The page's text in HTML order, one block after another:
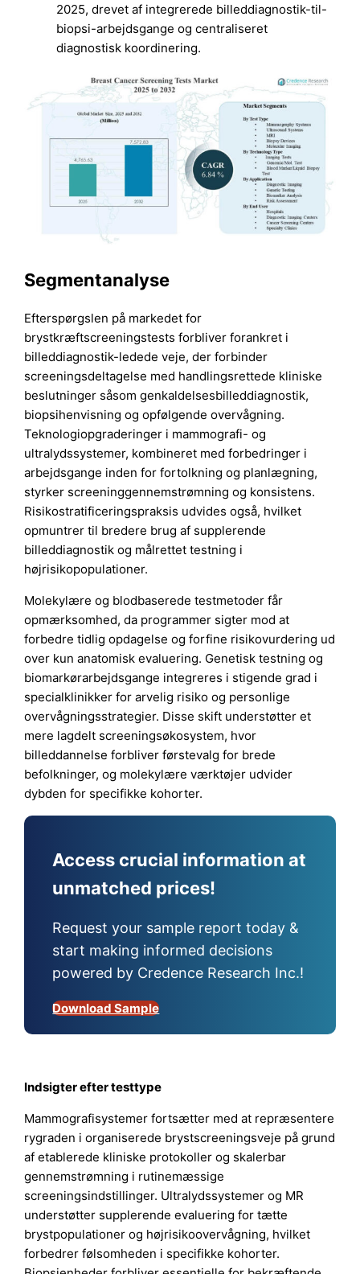
2025, drevet af integrerede billeddiagnostik-til-
biopsi-arbejdsgange og centraliseret
diagnostisk koordinering.
Segmentanalyse
Efterspørgslen på markedet for
brystkræftscreeningstests forbliver forankret i
billeddiagnostik-ledede veje, der forbinder
screeningsdeltagelse med handlingsrettede kliniske
beslutninger såsom genkaldelsesbilleddiagnostik,
biopsihenvisning og opfølgende overvågning.
Teknologiopgraderinger i mammografi- og
ultralydssystemer, kombineret med forbedringer i
arbejdsgange inden for fortolkning og planlægning,
styrker screeninggennemstrømning og konsistens.
Risikostratificeringspraksis udvides også, hvilket
opmuntrer til bredere brug af supplerende
billeddiagnostik og målrettet testning i
højrisikopopulationer.
Molekylære og blodbaserede testmetoder får
opmærksomhed, da programmer sigter mod at
forbedre tidlig opdagelse og forfine risikovurdering ud
over kun anatomisk evaluering. Genetisk testning og
biomarkørarbejdsgange integreres i stigende grad i
specialklinikker for arvelig risiko og personlige
overvågningsstrategier. Disse skift understøtter et
mere lagdelt screeningsøkosystem, hvor
billeddannelse forbliver førstevalg for brede
befolkninger, og molekylære værktøjer udvider
dybden for specifikke kohorter.
Access crucial information at
unmatched prices!
Request your sample report today &
start making informed decisions
powered by Credence Research Inc.!
Download Sample
Indsigter efter testtype
Mammografisystemer fortsætter med at repræsentere
rygraden i organiserede brystscreeningsveje på grund
af etablerede kliniske protokoller og skalerbar
gennemstrømning i rutinemæssige
screeningsindstillinger. Ultralydssystemer og MR
understøtter supplerende evaluering for tætte
brystpopulationer og højrisikoovervågning, hvilket
forbedrer følsomheden i specifikke kohorter.